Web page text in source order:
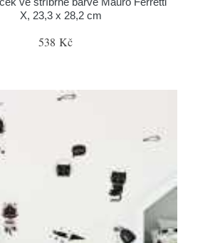
X, 23,3 x 28,2 cm
538 Kč